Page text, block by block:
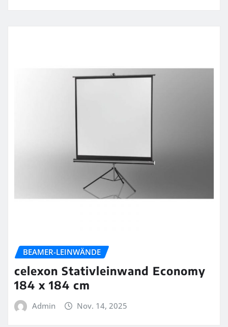
BEAMER-LEINWÄNDE
celexon Stativleinwand Economy
184 x 184 cm
Admin Nov. 14, 2025